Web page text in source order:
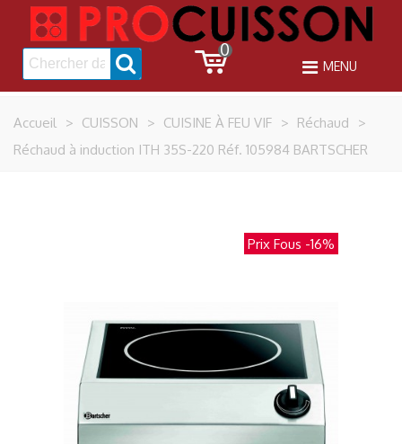
0
MENU
Accueil > CUISSON > CUISINE À FEU VIF > Réchaud
>
Réchaud à induction ITH 35S-220 Réf. 105984 BARTSCHER
Prix Fous -16%